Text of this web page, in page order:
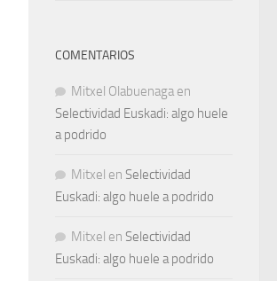
COMENTARIOS
Mitxel Olabuenaga en
Selectividad Euskadi: algo huele
a podrido
Mitxel en Selectividad
Euskadi: algo huele a podrido
Mitxel en Selectividad
Euskadi: algo huele a podrido